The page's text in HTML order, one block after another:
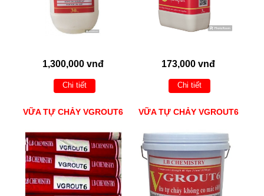
1,300,000 vnđ
Chi tiết
173,000 vnđ
Chi tiết
VỮA TỰ CHẢY VGROUT6 VỮA TỰ CHẢY VGROUT6